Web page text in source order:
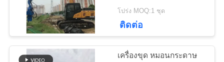
อุปกรณ์ตอกเสาเข็ม
ออกแบบติดตั้งบนรถขุด
โปร่ง MOQ:1 ชุด
ติดต่อ
เครื่องขุด หมอนกระดาษ